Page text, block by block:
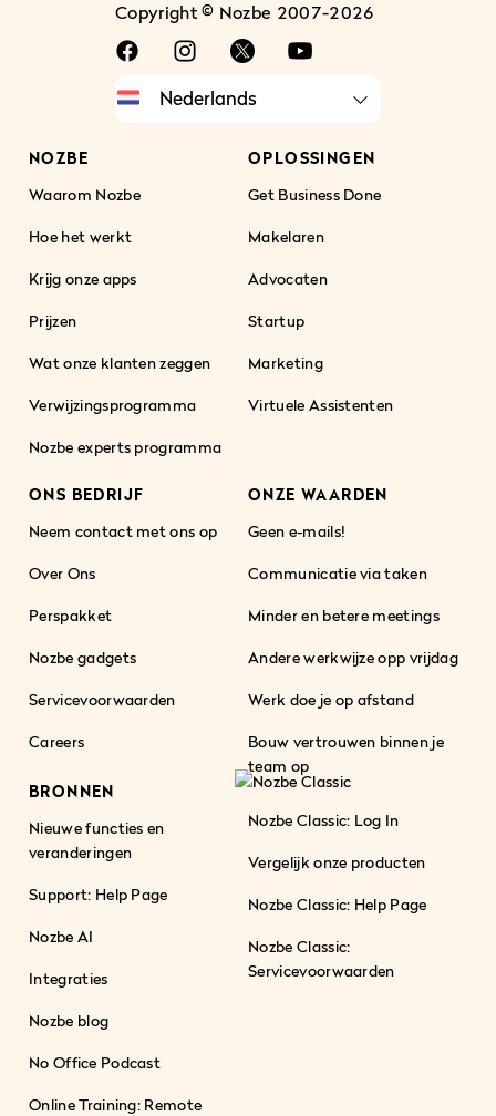
Copyright © Nozbe 2007-2026
NOZBE
Waarom Nozbe
Hoe het werkt
Krijg onze apps
Prijzen
Wat onze klanten zeggen
Verwijzingsprogramma
Nozbe experts programma
OPLOSSINGEN
Get Business Done
Makelaren
Advocaten
Startup
Marketing
Virtuele Assistenten
ONS BEDRIJF
Neem contact met ons op
Over Ons
Perspakket
Nozbe gadgets
Servicevoorwaarden
Careers
ONZE WAARDEN
Geen e-mails!
Communicatie via taken
Minder en betere meetings
Andere werkwijze opp vrijdag
Werk doe je op afstand
Bouw vertrouwen binnen je
team op
BRONNEN
Nieuwe functies en
veranderingen
Support: Help Page
Nozbe AI
Integraties
Nozbe blog
No Office Podcast
Online Training: Remote
Nozbe Classic: Log In
Vergelijk onze producten
Nozbe Classic: Help Page
Nozbe Classic:
Servicevoorwaarden